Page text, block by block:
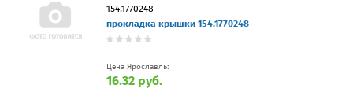
154.1770248
прокладка крышки 154.1770248
Цена Ярославль:
16.32 руб.